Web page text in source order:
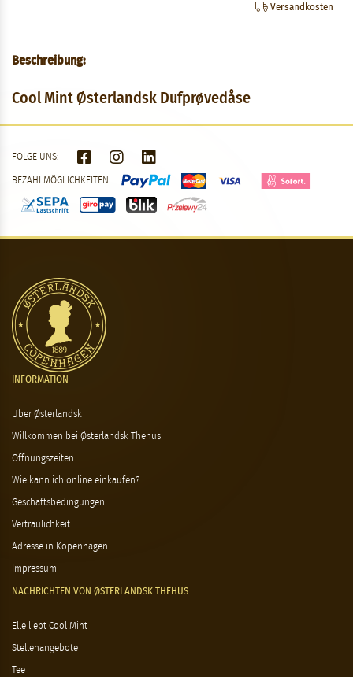
Versandkosten
Beschreibung:
Cool Mint Østerlandsk Dufprøvedåse
FOLGE UNS:
BEZAHLMÖGLICHKEITEN:
INFORMATION
Über Østerlandsk
Willkommen bei Østerlandsk Thehus
Öffnungszeiten
Wie kann ich online einkaufen?
Geschäftsbedingungen
Vertraulichkeit
Adresse in Kopenhagen
Impressum
NACHRICHTEN VON ØSTERLANDSK THEHUS
Elle liebt Cool Mint
Stellenangebote
Tee